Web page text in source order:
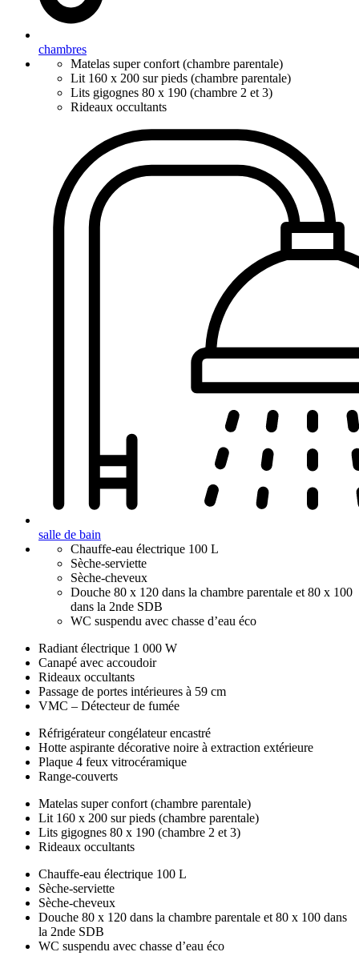
chambres
Matelas super confort (chambre parentale)
Lit 160 x 200 sur pieds (chambre parentale)
Lits gigognes 80 x 190 (chambre 2 et 3)
Rideaux occultants
salle de bain
Chauffe-eau électrique 100 L
Sèche-serviette
Sèche-cheveux
Douche 80 x 120 dans la chambre parentale et 80 x 100
dans la 2nde SDB
WC suspendu avec chasse d’eau éco
Radiant électrique 1 000 W
Canapé avec accoudoir
Rideaux occultants
Passage de portes intérieures à 59 cm
VMC – Détecteur de fumée
Réfrigérateur congélateur encastré
Hotte aspirante décorative noire à extraction extérieure
Plaque 4 feux vitrocéramique
Range-couverts
Matelas super confort (chambre parentale)
Lit 160 x 200 sur pieds (chambre parentale)
Lits gigognes 80 x 190 (chambre 2 et 3)
Rideaux occultants
Chauffe-eau électrique 100 L
Sèche-serviette
Sèche-cheveux
Douche 80 x 120 dans la chambre parentale et 80 x 100 dans
la 2nde SDB
WC suspendu avec chasse d’eau éco